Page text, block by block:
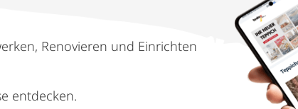
Renovieren und Einrichten
entdecken.